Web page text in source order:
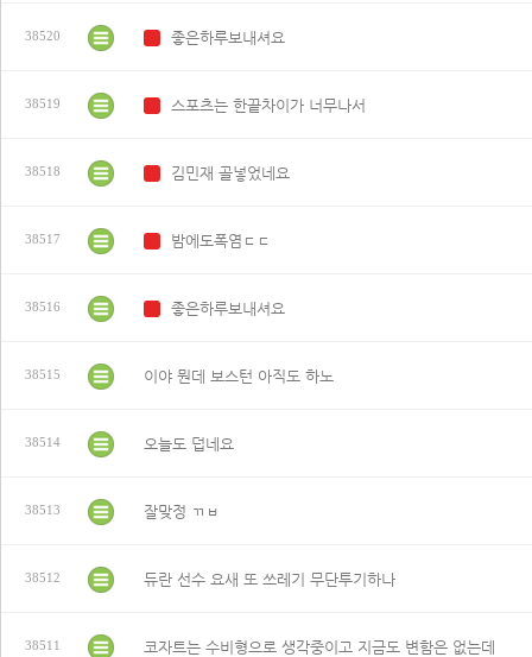
38520 좋은하루보내셔요
38519 스포츠는 한끝차이가 너무나서
38518 김민재 골넣었네요
38517 밤에도폭염ㄷㄷ
38516 좋은하루보내셔요
38515 이야 뭔데 보스턴 아직도 하노
38514 오늘도 덥네요
38513 잘맞정 ㄲㅂ
38512 듀란 선수 요새 또 쓰레기 무단투기하나
38511 코자트는 수비형으로 생각중이고 지금도 변함은 없는데